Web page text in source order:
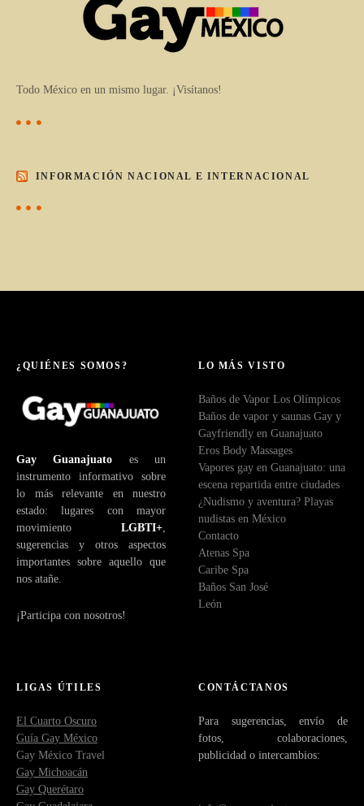
Todo México en un mismo lugar. ¡Visítanos!
INFORMACIÓN NACIONAL E INTERNACIONAL
¿QUIÉNES SOMOS?
Gay Guanajuato es un
instrumento informativo sobre
lo más relevante en nuestro
estado: lugares con mayor
movimiento LGBTI+
sugerencias y otros aspectos
importantes sobre aquello que
nos atañe.
¡Participa con nosotros!
LO MÁS VISTO
Baños de Vapor Los Olímpicos
Baños de vapor y saunas Gay y
Gayfriendly en Guanajuato
Eros Body Massages
Vapores gay en Guanajuato: una
escena repartida entre ciudades
¿Nudismo y aventura? Playas
nudistas en México
Contacto
Atenas Spa
Caribe Spa
Baños San José
León
LIGAS ÚTILES
El Cuarto Oscuro
Guía Gay México
Gay México Travel
Gay Michoacán
Gay Querétaro
CONTÁCTANOS
Para sugerencias, envío de
fotos, colaboraciones,
publicidad o intercambios: